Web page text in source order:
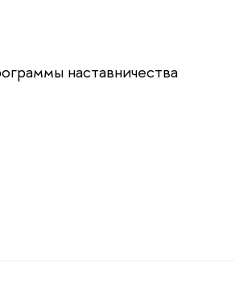
наставничества